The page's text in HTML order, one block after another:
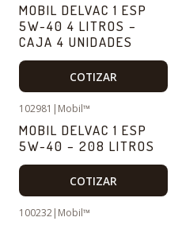
MOBIL DELVAC 1 ESP
5W-40 4 LITROS –
CAJA 4 UNIDADES
COTIZAR
102981 | Mobil™
MOBIL DELVAC 1 ESP
5W-40 – 208 LITROS
COTIZAR
100232| Mobil™